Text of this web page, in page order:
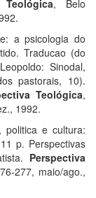
Teológica, Belo
a psicologia do
Traducao (do
Sinodal,
pastorais, 10).
Teológica,
1992.
politica e cultura:
p. Perspectivas
Perspectiva
277, maio/ago.,